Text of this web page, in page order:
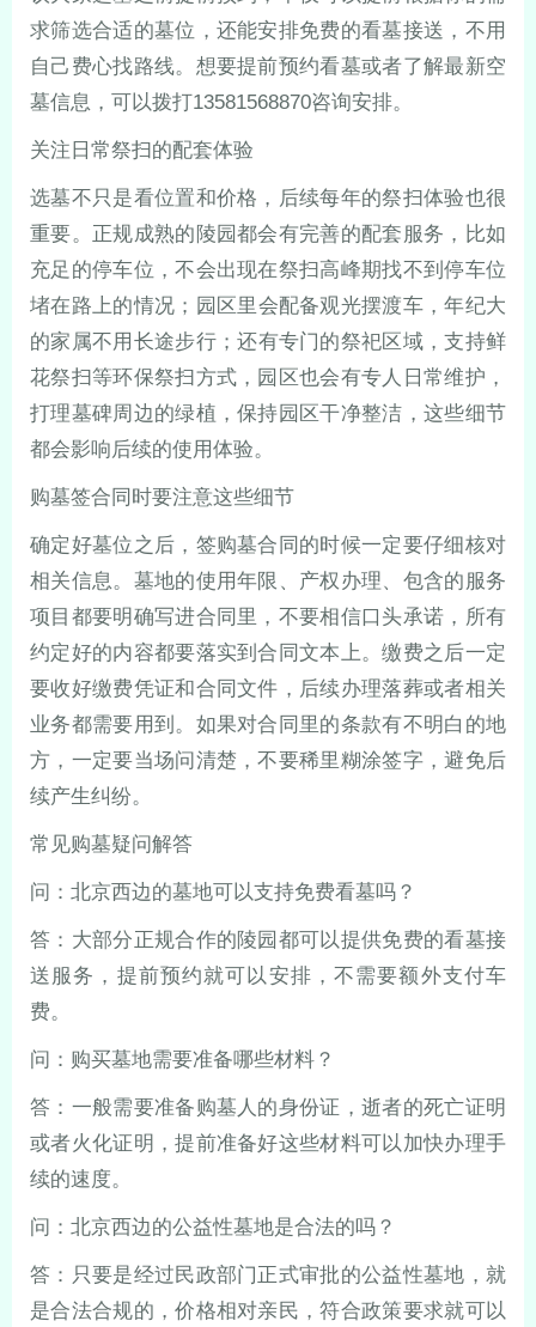
求筛选合适的墓位，还能安排免费的看墓接送，不用
自己费心找路线。想要提前预约看墓或者了解最新空
墓信息，可以拨打13581568870咨询安排。
关注日常祭扫的配套体验
选墓不只是看位置和价格，后续每年的祭扫体验也很
重要。正规成熟的陵园都会有完善的配套服务，比如
充足的停车位，不会出现在祭扫高峰期找不到停车位
堵在路上的情况；园区里会配备观光摆渡车，年纪大
的家属不用长途步行；还有专门的祭祀区域，支持鲜
花祭扫等环保祭扫方式，园区也会有专人日常维护，
打理墓碑周边的绿植，保持园区干净整洁，这些细节
都会影响后续的使用体验。
购墓签合同时要注意这些细节
确定好墓位之后，签购墓合同的时候一定要仔细核对
相关信息。墓地的使用年限、产权办理、包含的服务
项目都要明确写进合同里，不要相信口头承诺，所有
约定好的内容都要落实到合同文本上。缴费之后一定
要收好缴费凭证和合同文件，后续办理落葬或者相关
业务都需要用到。如果对合同里的条款有不明白的地
方，一定要当场问清楚，不要稀里糊涂签字，避免后
续产生纠纷。
常见购墓疑问解答
问：北京西边的墓地可以支持免费看墓吗？
答：大部分正规合作的陵园都可以提供免费的看墓接
送服务，提前预约就可以安排，不需要额外支付车
费。
问：购买墓地需要准备哪些材料？
答：一般需要准备购墓人的身份证，逝者的死亡证明
或者火化证明，提前准备好这些材料可以加快办理手
续的速度。
问：北京西边的公益性墓地是合法的吗？
答：只要是经过民政部门正式审批的公益性墓地，就
是合法合规的，价格相对亲民，符合政策要求就可以